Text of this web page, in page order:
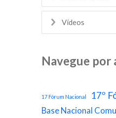
Vídeos
Navegue por
17 Fórum Nacional 17º
Base Nacional